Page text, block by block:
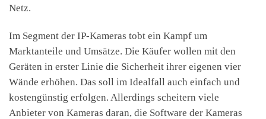
Netz.
Im Segment der IP-Kameras tobt ein Kampf um
Marktanteile und Umsätze. Die Käufer wollen mit den
Geräten in erster Linie die Sicherheit ihrer eigenen vier
Wände erhöhen. Das soll im Idealfall auch einfach und
kostengünstig erfolgen. Allerdings scheitern viele
Anbieter von Kameras daran, die Software der Kameras